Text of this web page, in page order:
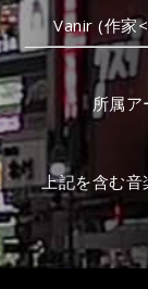
Vanir (作家
所属ア
上記を含む